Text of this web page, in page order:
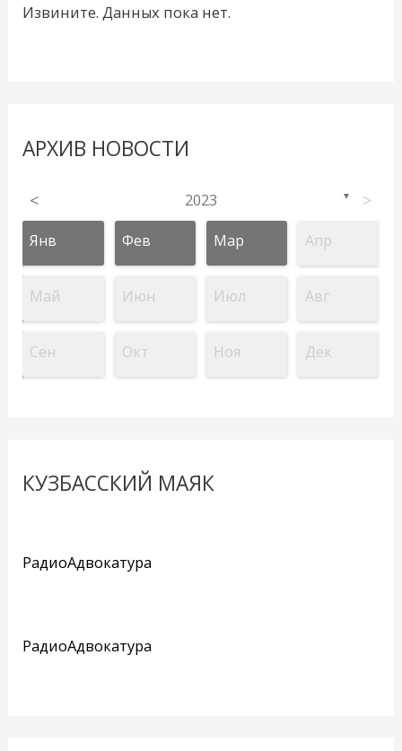
Извините. Данных пока нет.
АРХИВ НОВОСТИ
< 2023 ▼ >
Янв Фев Мар Апр
Май Июн Июл Авг
Сен Окт Ноя Дек
КУЗБАССКИЙ МАЯК
РадиоАдвокатура
РадиоАдвокатура